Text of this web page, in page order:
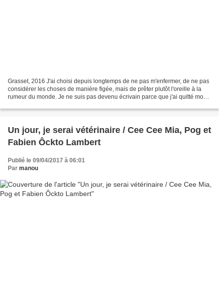
Grasset, 2016 J'ai choisi depuis longtemps de ne pas m'enfermer, de ne pas
considérer les choses de manière figée, mais de prêter plutôt l'oreille à la
rumeur du monde. Je ne suis pas devenu écrivain parce que j'ai quitté mon
Un jour, je serai vétérinaire / Cee Cee Mia, Pog et
Fabien Ôckto Lambert
Publié le 09/04/2017 à 06:01
Par manou